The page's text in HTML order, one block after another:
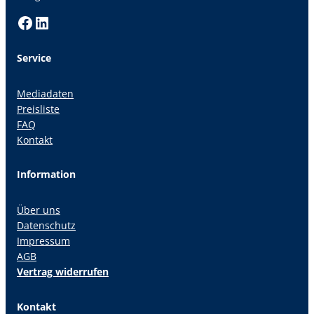
Facebook LinkedIn
Service
Mediadaten
Preisliste
FAQ
Kontakt
Information
Über uns
Datenschutz
Impressum
AGB
Vertrag widerrufen
Kontakt